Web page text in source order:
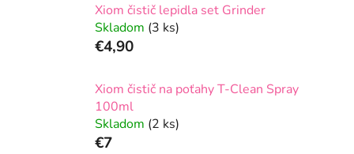
Xiom čistič lepidla set Grinder
Skladom (3 ks)
€4,90
Xiom čistič na poťahy T-Clean Spray
100ml
Skladom (2 ks)
€7